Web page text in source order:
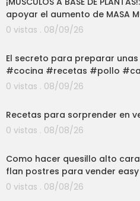
Sal - 1 cdta
Pimienta Negra - 1/2
Comino Molido - 1 cdta
Nachos sabor de
Huevo - 1 ud
Harina - 3 cda
Mayonesa - 1 cda
Salsa Curry - 1 cda
AGUACATE
- INGREDIENTES
Salmón previamente
Cebolla picada - 1/2
apoyar el aumento de MASA
0 vistas . 08/09/26
El secreto para preparar
#cocina #recetas #pollo
0 vistas . 08/09/26
Recetas para sorprender en
0 vistas . 08/08/26
Como hacer quesillo alto
flan postres para vender
0 vistas . 08/08/26